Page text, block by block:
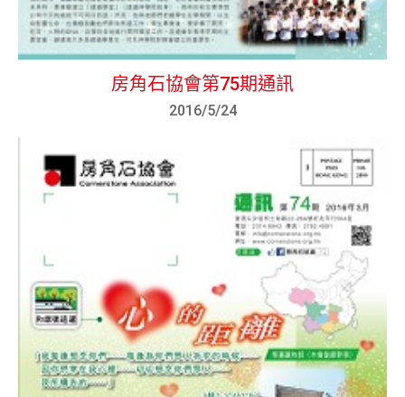
房角石協會第75期通訊
2016/5/24